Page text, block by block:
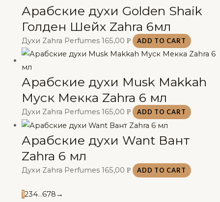
Арабские духи Golden Shaik
Голден Шейх Zahra 6мл
Духи Zahra Perfumes 165,00 Р ADD TO CART
Арабские духи Musk Makkah
Муск Мекка Zahra 6 мл
Духи Zahra Perfumes 165,00 Р ADD TO CART
Арабские духи Want Вант
Zahra 6 мл
Духи Zahra Perfumes 165,00 Р ADD TO CART
1234…678 →